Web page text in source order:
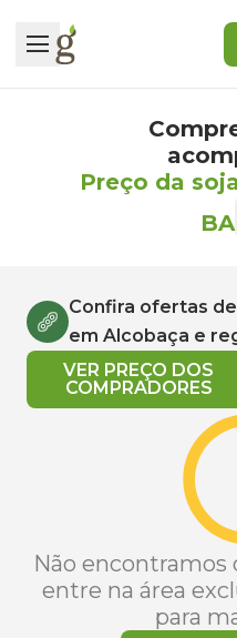
Preço da
BA
Confira ofertas
em Alcobaça e
VER PREÇO DOS
COMPRADORES
Não encontramos
entre na área
para